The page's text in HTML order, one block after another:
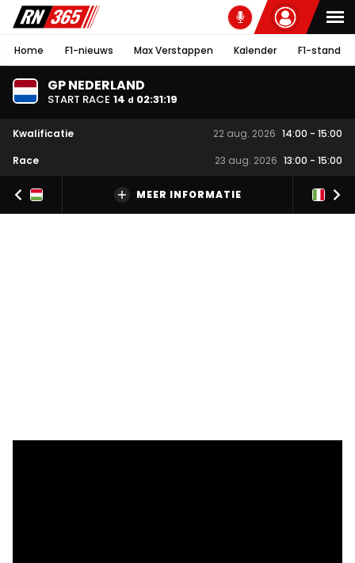
Home F1-nieuws Max Verstappen Kalender F1-stand
GP NEDERLAND
START RACE 14 d 02:31:18
Kwalificatie 22 aug. 2026 14:00 - 15:00
Race
23 aug. 2026 13:00 - 15:00
MEER INFORMATIE